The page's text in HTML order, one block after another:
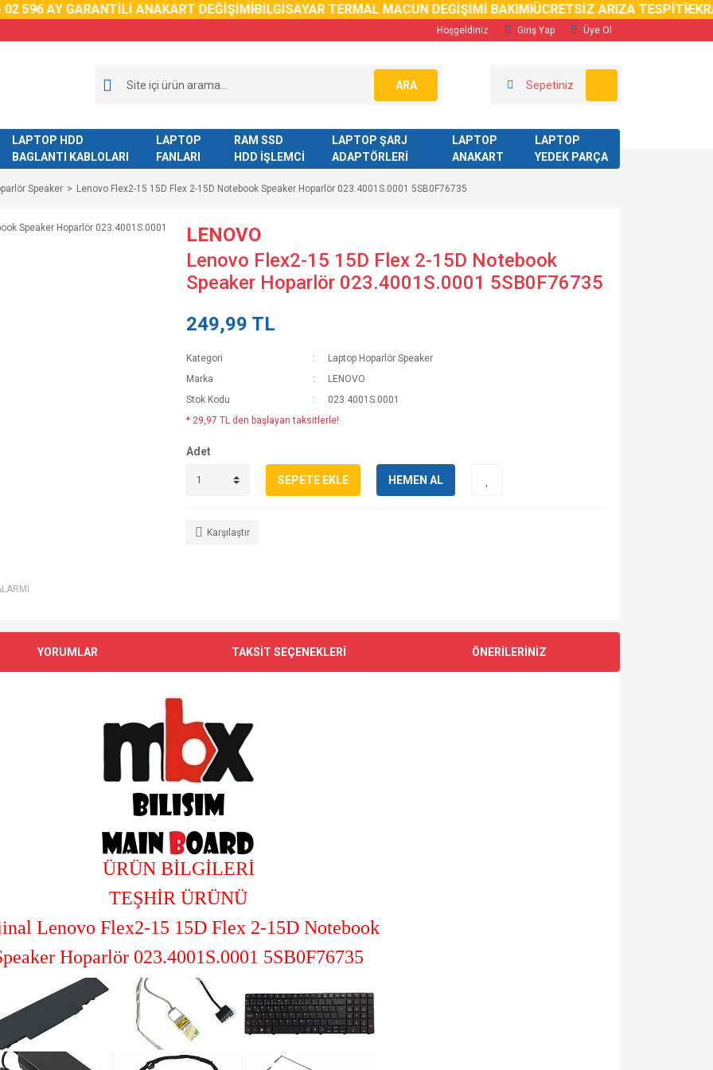
596 AY GARANTİLİ ANAKART DEĞİŞİMİBİLGİSAYAR TERMAL MACUN DEGİŞİMİ BAKIMIÜCRETSİZ ARIZA TESPİTİ
Hoşgeldiniz Giriş Yap Üye Ol
ARA Sepetiniz
LAPTOP HDD
BAGLANTI KABLOLARI
LAPTOP
FANLARI
RAM SSD
HDD İŞLEMCİ
LAPTOP ŞARJ
ADAPTÖRLERİ
LAPTOP
ANAKART
LAPTOP
YEDEK PARÇA
Speaker Lenovo Flex2-15 15D Flex 2-15D Notebook Speaker Hoparlör 023.4001S.0001 5SB0F76735
LENOVO
Lenovo Flex2-15 15D Flex 2-15D Notebook
Speaker Hoparlör 023.4001S.0001 5SB0F76735
249,99 TL
Kategori
Laptop Hoparlör Speaker
Marka
LENOVO
Stok Kodu
023.4001S.0001
* 29,97 TL den başlayan taksitlerle!
Adet
SEPETE EKLE HEMEN AL
Karşılaştır
YORUMLAR TAKSİT SEÇENEKLERİ ÖNERİLERİNİZ
ÜRÜN BİLGİLERİ
TEŞHİR ÜRÜNÜ
Lenovo Flex2-15 15D Flex 2-15D Notebook
Hoparlör 023.4001S.0001 5SB0F76735